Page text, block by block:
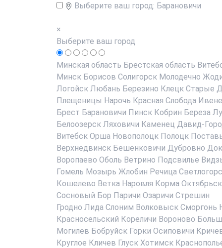
Выберите ваш город: Барановичи
×
Выберите ваш город
Минская область Брестская область
Минск Борисов Солигорск Молодечно
Логойск Любань Березино Клецк Старые
Плещеницы Нарочь Красная Слобода
Брест Барановичи Пинск Кобрин Береза
Белоозерск Ляховичи Каменец Давид-
Витебск Орша Новополоцк Полоцк
Верхнедвинск Бешенковичи Дубровно
Воропаево Оболь Ветрино Подсвилье
Гомель Мозырь Жлобин Речица
Кошелево Ветка Наровля Корма
Сосновый Бор Паричи Озаричи Стрешин
Гродно Лида Слоним Волковыск Сморгонь
Красносельский Кореличи Вороново
Могилев Бобруйск Горки Осиповичи
Круглое Кличев Глуск Хотимск